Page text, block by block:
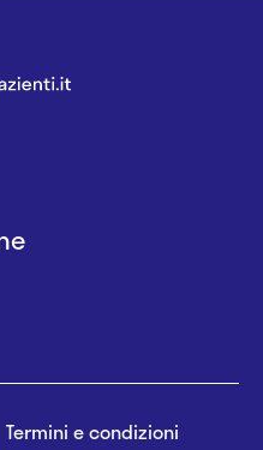
Termini e condizioni